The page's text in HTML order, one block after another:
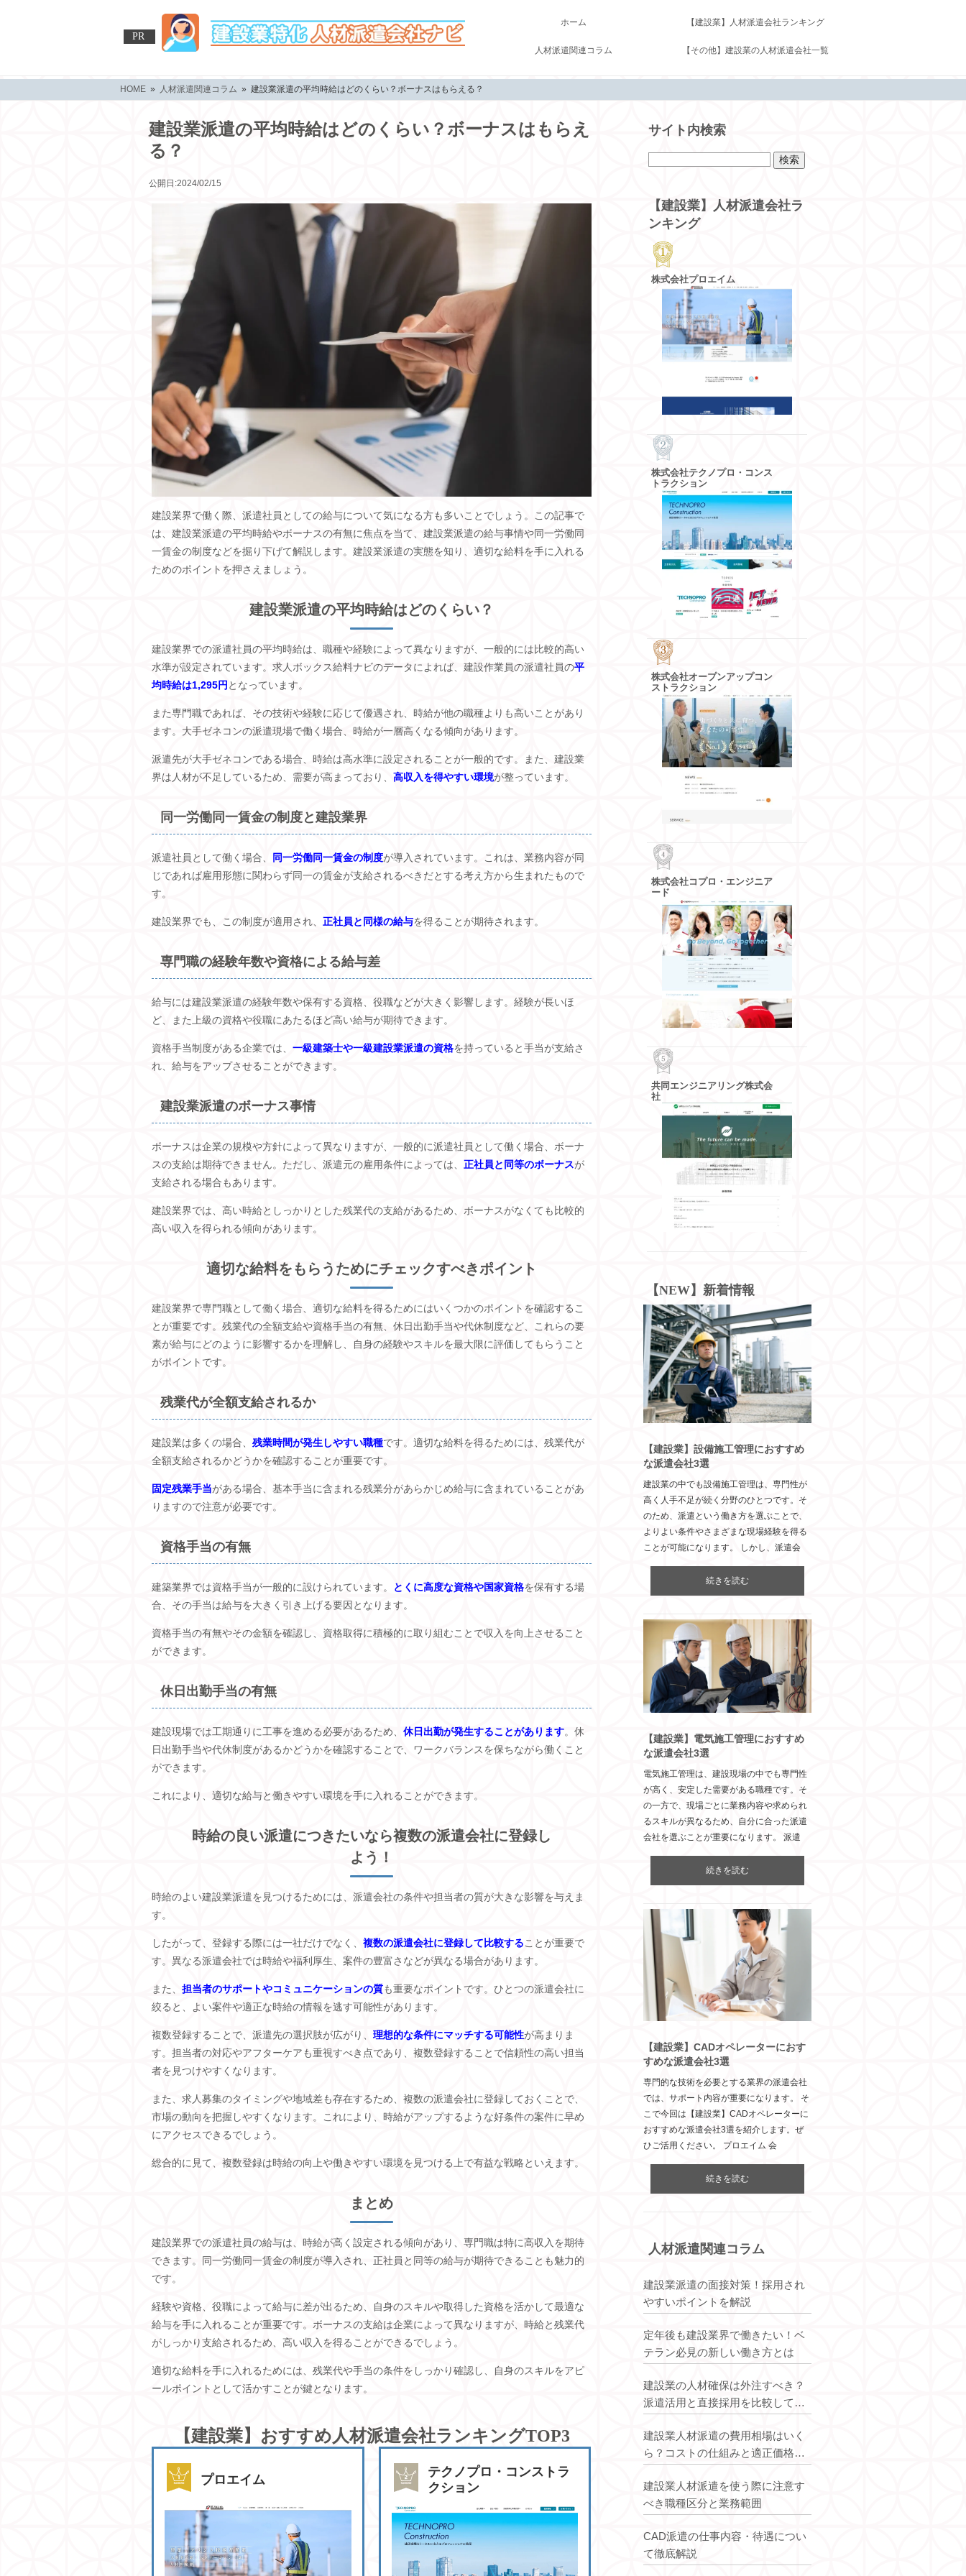
PR
ホーム 【建設業】人材派遣会社ランキング
人材派遣関連コラム 【その他】建設業の人材派遣会社一覧
HOME » 人材派遣関連コラム » 建設業派遣の平均時給はどのくらい？ボーナスはもらえる？
建設業派遣の平均時給はどのくらい？ボーナスはもらえ
る？
公開日:2024/02/15
建設業界で働く際、派遣社員としての給与について気になる方も多いことでしょう。この記事で
は、建設業派遣の平均時給やボーナスの有無に焦点を当て、建設業派遣の給与事情や同一労働同
一賃金の制度などを掘り下げて解説します。建設業派遣の実態を知り、適切な給料を手に入れる
ためのポイントを押さえましょう。
建設業派遣の平均時給はどのくらい？
建設業界での派遣社員の平均時給は、職種や経験によって異なりますが、一般的には比較的高い
水準が設定されています。求人ボックス給料ナビのデータによれば、建設作業員の派遣社員の平
均時給は1,295円 となっています。
また専門職であれば、その技術や経験に応じて優遇され、時給が他の職種よりも高いことがあり
ます。大手ゼネコンの派遣現場で働く場合、時給が一層高くなる傾向があります。
派遣先が大手ゼネコンである場合、時給は高水準に設定されることが一般的です。また、建設業
界は人材が不足しているため、需要が高まっており、高収入を得やすい環境が整っています。
同一労働同一賃金の制度と建設業界
派遣社員として働く場合、 同一労働同一賃金の制度が導入されています。これは、業務内容が同
じであれば雇用形態に関わらず同一の賃金が支給されるべきだとする考え方から生まれたもので
す。
建設業界でも、この制度が適用され、正社員と同様の給与を得ることが期待されます。
専門職の経験年数や資格による給与差
給与には建設業派遣の経験年数や保有する資格、役職などが大きく影響します。経験が長いほ
ど、また上級の資格や役職にあたるほど高い給与が期待できます。
資格手当制度がある企業では、一級建築士や一級建設業派遣の資格を持っていると手当が支給さ
れ、給与をアップさせることができます。
建設業派遣のボーナス事情
ボーナスは企業の規模や方針によって異なりますが、一般的に派遣社員として働く場合、ボーナ
スの支給は期待できません。ただし、派遣元の雇用条件によっては、正社員と同等のボーナスが
支給される場合もあります。
建設業界では、高い時給としっかりとした残業代の支給があるため、ボーナスがなくても比較的
高い収入を得られる傾向があります。
適切な給料をもらうためにチェックすべきポイント
建設業界で専門職として働く場合、適切な給料を得るためにはいくつかのポイントを確認するこ
とが重要です。残業代の全額支給や資格手当の有無、休日出勤手当や代休制度など、これらの要
素が給与にどのように影響するかを理解し、自身の経験やスキルを最大限に評価してもらうこと
がポイントです。
残業代が全額支給されるか
建設業は多くの場合、残業時間が発生しやすい職種です。適切な給料を得るためには、残業代が
全額支給されるかどうかを確認することが重要です。
固定残業手当がある場合、基本手当に含まれる残業分があらかじめ給与に含まれていることがあ
りますので注意が必要です。
資格手当の有無
建築業界では資格手当が一般的に設けられています。 とくに高度な資格や国家資格を保有する場
合、その手当は給与を大きく引き上げる要因となります。
資格手当の有無やその金額を確認し、資格取得に積極的に取り組むことで収入を向上させること
ができます。
休日出勤手当の有無
建設現場では工期通りに工事を進める必要があるため、休日出勤が発生することがあります。休
日出勤手当や代休制度があるかどうかを確認することで、ワークバランスを保ちながら働くこと
ができます。
これにより、適切な給与と働きやすい環境を手に入れることができます。
時給の良い派遣につきたいなら複数の派遣会社に登録し
よう！
時給のよい建設業派遣を見つけるためには、派遣会社の条件や担当者の質が大きな影響を与えま
す。
したがって、登録する際には一社だけでなく、複数の派遣会社に登録して比較することが重要で
す。異なる派遣会社では時給や福利厚生、案件の豊富さなどが異なる場合があります。
また、担当者のサポートやコミュニケーションの質も重要なポイントです。ひとつの派遣会社に
絞ると、よい案件や適正な時給の情報を逃す可能性があります。
複数登録することで、派遣先の選択肢が広がり、理想的な条件にマッチする可能性が高まりま
す。担当者の対応やアフターケアも重視すべき点であり、複数登録することで信頼性の高い担当
者を見つけやすくなります。
また、求人募集のタイミングや地域差も存在するため、複数の派遣会社に登録しておくことで、
市場の動向を把握しやすくなります。これにより、時給がアップするような好条件の案件に早め
にアクセスできるでしょう。
総合的に見て、複数登録は時給の向上や働きやすい環境を見つける上で有益な戦略といえます。
まとめ
建設業界での派遣社員の給与は、時給が高く設定される傾向があり、専門職は特に高収入を期待
できます。同一労働同一賃金の制度が導入され、正社員と同等の給与が期待できることも魅力的
です。
経験や資格、役職によって給与に差が出るため、自身のスキルや取得した資格を活かして最適な
給与を手に入れることが重要です。ボーナスの支給は企業によって異なりますが、時給と残業代
がしっかり支給されるため、高い収入を得ることができるでしょう。
適切な給料を手に入れるためには、残業代や手当の条件をしっかり確認し、自身のスキルをアピ
ールポイントとして活かすことが鍵となります。
【建設業】おすすめ人材派遣会社ランキングTOP3
プロエイム
テクノプロ・コンストラ
クション
ラクション
サイト内検索
【建設業】人材派遣会社ラ
ンキング
株式会社プロエイム
株式会社テクノプロ・コンス
トラクション
株式会社オープンアップコン
ストラクション
株式会社コプロ・エンジニア
ード
共同エンジニアリング株式会
社
【NEW】新着情報
【建設業】設備施工管理におすすめ
な派遣会社3選
建設業の中でも設備施工管理は、専門性が
高く人手不足が続く分野のひとつです。そ
のため、派遣という働き方を選ぶことで、
よりよい条件やさまざまな現場経験を得る
ことが可能になります。 しかし、派遣会
続きを読む
【建設業】電気施工管理におすすめ
な派遣会社3選
電気施工管理は、建設現場の中でも専門性
が高く、安定した需要がある職種です。そ
の一方で、現場ごとに業務内容や求められ
るスキルが異なるため、自分に合った派遣
会社を選ぶことが重要になります。 派遣
続きを読む
【建設業】CADオペレーターにおす
すめな派遣会社3選
専門的な技術を必要とする業界の派遣会社
では、サポート内容が重要になります。 そ
こで今回は【建設業】CADオペレーターに
おすすめな派遣会社3選を紹介します。ぜ
ひご活用ください。 プロエイム 会
続きを読む
人材派遣関連コラム
建設業派遣の面接対策！採用され
やすいポイントを解説
定年後も建設業界で働きたい！ベ
テラン必見の新しい働き方とは
建設業の人材確保は外注すべき？
派遣活用と直接採用を比較して最
建設業人材派遣の費用相場はいく
ら？コストの仕組みと適正価格を
建設業人材派遣を使う際に注意す
べき職種区分と業務範囲
CAD派遣の仕事内容・待遇につい
て徹底解説